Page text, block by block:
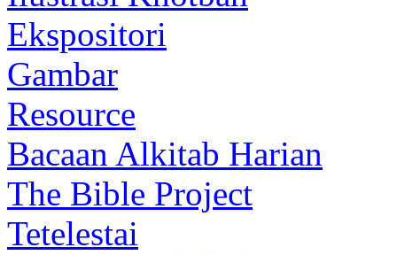
Ekspositori
Gambar
Resource
Bacaan Alkitab Harian
The Bible Project
Tetelestai